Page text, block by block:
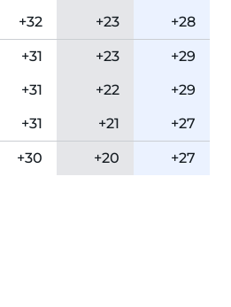
+32 +23 +28
+31 +23
+29
+31 +22
+29
+31 +21 +27
+30 +20 +27